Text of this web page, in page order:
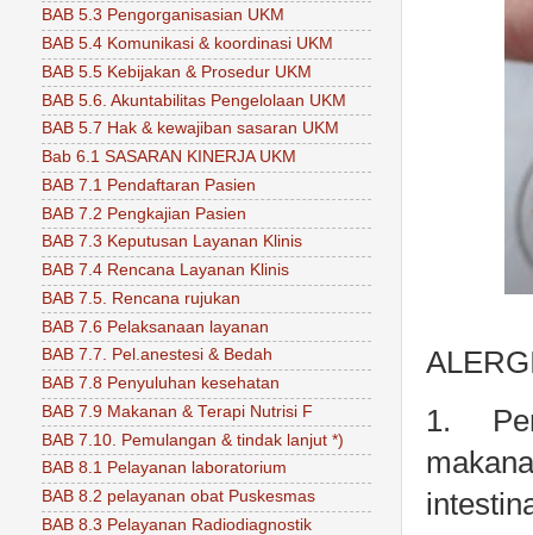
1.
BAB 5.3 Pengorganisasian UKM
BAB 5.4 Komunikasi & koordinasi UKM
BAB 5.5 Kebijakan & Prosedur UKM
BAB 5.6. Akuntabilitas Pengelolaan UKM
BAB 5.7 Hak & kewajiban sasaran UKM
Bab 6.1 SASARAN KINERJA UKM
BAB 7.1 Pendaftaran Pasien
BAB 7.2 Pengkajian Pasien
BAB 7.3 Keputusan Layanan Klinis
BAB 7.4 Rencana Layanan Klinis
BAB 7.5. Rencana rujukan
BAB 7.6 Pelaksanaan layanan
BAB 7.7. Pel.anestesi & Bedah
BAB 7.8 Penyuluhan kesehatan
BAB 7.9 Makanan & Terapi Nutrisi F
BAB 7.10. Pemulangan & tindak lanjut *)
BAB 8.1 Pelayanan laboratorium
BAB 8.2 pelayanan obat Puskesmas
BAB 8.3 Pelayanan Radiodiagnostik